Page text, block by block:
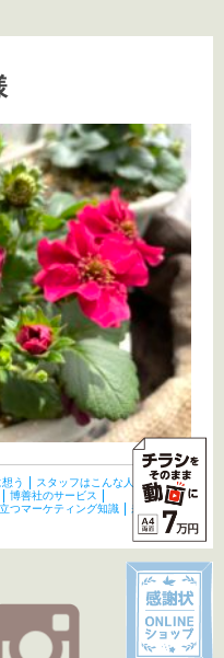
う
スタッフはこんな人たち
博善社のサービス
つマーケティング知識 未分類